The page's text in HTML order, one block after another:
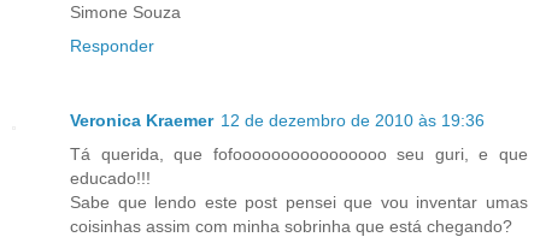
Simone Souza
Responder
Veronica Kraemer 12 de dezembro de 2010 às 19:36
Tá querida, que fofoooooooooooooooo seu guri, e que
educado!!!
Sabe que lendo este post pensei que vou inventar umas
coisinhas assim com minha sobrinha que está chegando?